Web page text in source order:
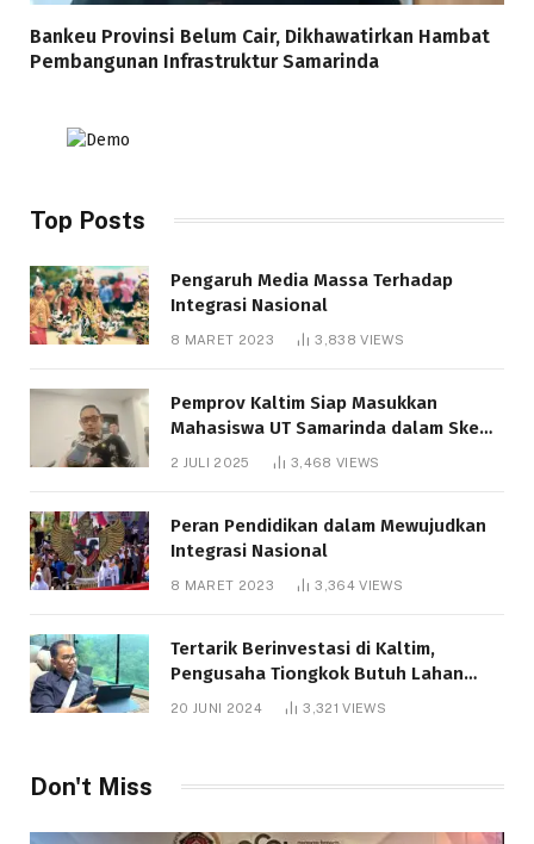
Bankeu Provinsi Belum Cair, Dikhawatirkan Hambat
Pembangunan Infrastruktur Samarinda
Top Posts
Pengaruh Media Massa Terhadap
Integrasi Nasional
8 MARET 2023 3,838VIEWS
Pemprov Kaltim Siap Masukkan
Mahasiswa UT Samarinda dalam Skema
Bantuan Pendidikan Gratispol
2 JULI 2025 3,468 VIEWS
Peran Pendidikan dalam Mewujudkan
Integrasi Nasional
8 MARET 2023 3,364VIEWS
Tertarik Berinvestasi di Kaltim,
Pengusaha Tiongkok Butuh Lahan
1.000 Hektare
20 JUNI 2024 3,321VIEWS
Don't Miss